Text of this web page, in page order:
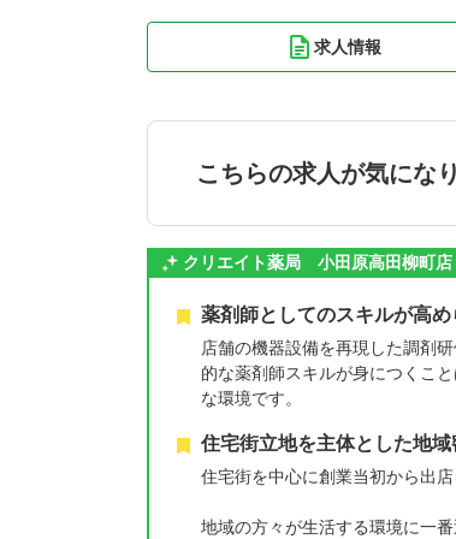
求人情報
こちらの求人が気にな
クリエイト薬局 小田原高田柳町
薬剤師としてのスキルが高
店舗の機器設備を再現した調剤
的な薬剤師スキルが身につくこ
な環境です。
住宅街立地を主体とした地
住宅街を中心に創業当初から出
地域の方々が生活する環境に一